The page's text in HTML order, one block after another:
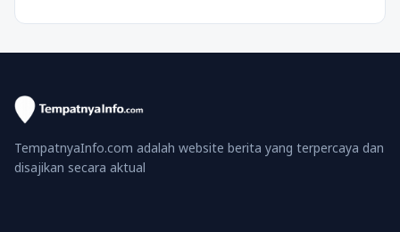
TempatnyaInfo.com adalah website berita yang terpercaya dan
disajikan secara aktual